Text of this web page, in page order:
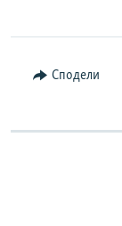
Сподели